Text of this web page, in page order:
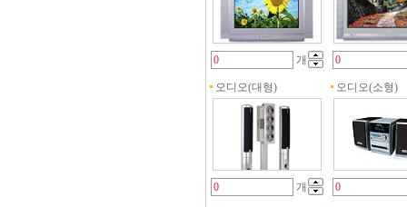
개
오디오(대형) 오디오(소형)
개